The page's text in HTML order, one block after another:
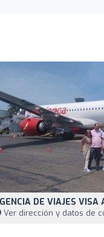
DE VIAJES VISA
Ver dirección y datos de